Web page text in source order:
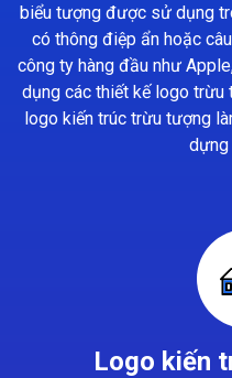
biểu tượng được sử dụng
có thông điệp ẩn hoặc
công ty hàng đầu như
dụng các thiết kế logo trừu
logo kiến trúc trừu tượng
dựng
Logo kiến